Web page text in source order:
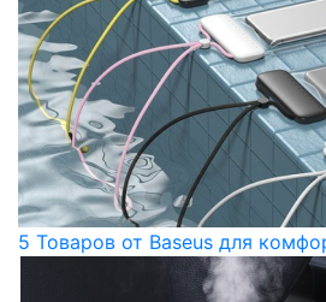
5 Товаров от Baseus для